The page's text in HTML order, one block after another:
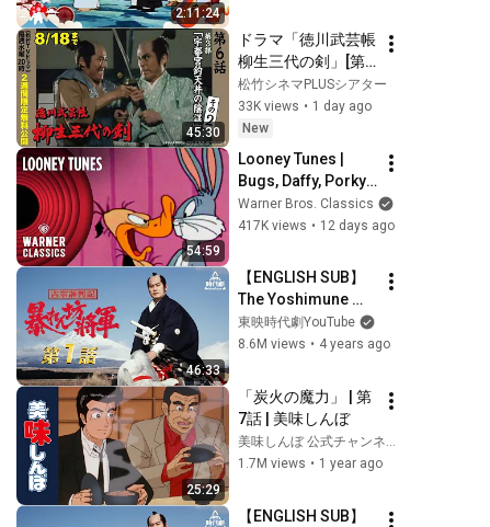
2:11:24
45:30
ドラマ「徳川武芸帳
柳生三代の剣」[第6
話] (第3部 宇都宮釣
天井の陰謀その2)
【公式】※8/5-18無
料公開
松竹シネマPLUSシアター
33K views • 1 day ago
New
54:59
Looney Tunes |
Bugs, Daffy, Porky,
& Wile Cartoon
Icons Compilation
Warner Bros. Classics
417K views • 12 days ago
46:33
【ENGLISH SUB】
The Yoshimune
Cronicle:
Abarenbo Shogun
東映時代劇YouTube
8.6M views • 4 years ago
25:29
「炭火の魔力」 | 第
7話 | 美味しんぼ
美味しんぼ 公式チャンネル【デジタルリマスター版】
1.7M views • 1 year ago
【ENGLISH SUB】